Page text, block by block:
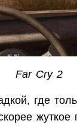
Far Cry 2
где
жуткое